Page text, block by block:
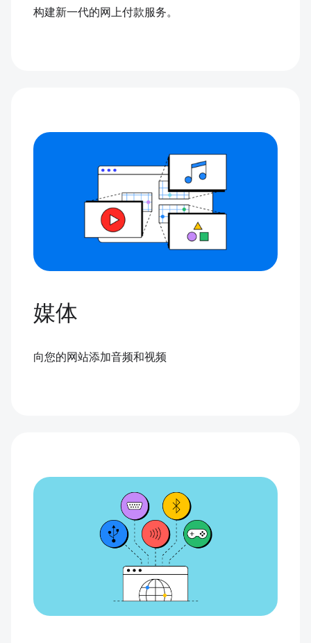
构建新一代的网上付款服务。
媒体
向您的网站添加音频和视频